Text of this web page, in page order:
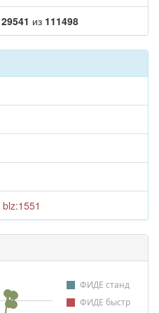
29541 из 111498
blz:1551
ФИДЕ станд
ФИДЕ быстр